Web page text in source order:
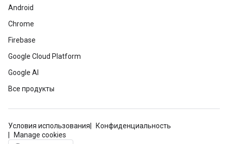
Android
Chrome
Firebase
Google Cloud Platform
Google AI
Все продукты
Условия использования
Конфиденциальность
Manage cookies